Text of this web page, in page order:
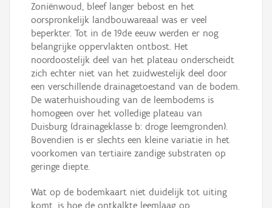
Zoniënwoud, bleef langer bebost en het
oorspronkelijk landbouwareaal was er veel
beperkter. Tot in de 19de eeuw werden er nog
belangrijke oppervlakten ontbost. Het
noordoostelijk deel van het plateau onderscheidt
zich echter niet van het zuidwestelijk deel door
een verschillende drainagetoestand van de bodem.
De waterhuishouding van de leembodems is
homogeen over het volledige plateau van
Duisburg (drainageklasse b: droge leemgronden).
Bovendien is er slechts een kleine variatie in het
voorkomen van tertiaire zandige substraten op
geringe diepte.
Wat op de bodemkaart niet duidelijk tot uiting
komt, is hoe de ontkalkte leemlaag op